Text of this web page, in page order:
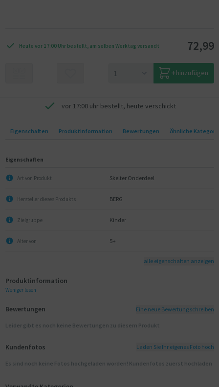
Heute vor 17:00 Uhr bestellt, am selben Werktag versandt 72,99
hinzufügen
vor 17:00 uhr bestellt, heute verschickt
Eigenschaften Produktinformation Bewertungen Ähnliche
Eigenschaften
Art von Produkt Skelter Onderdeel
Hersteller dieses Produkts BERG
Zielgruppe Kinder
Alter von 5+
alle eigenschaften anzeigen
Produktinformation
Weniger lesen
Bewertungen Eine neue Bewertung schreiben
Leider gibt es noch keine Bewertungen zu diesem Produkt
Kundenfotos Laden Sie Ihr eigenes Foto hoch
Es sind noch keine Fotos hochgeladen worden! Kundenfotos zuerst hochladen